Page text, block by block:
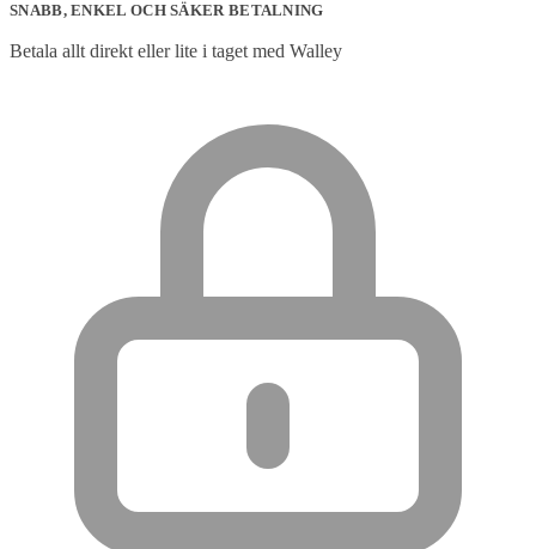
SNABB, ENKEL OCH SÄKER BETALNING
Betala allt direkt eller lite i taget med Walley